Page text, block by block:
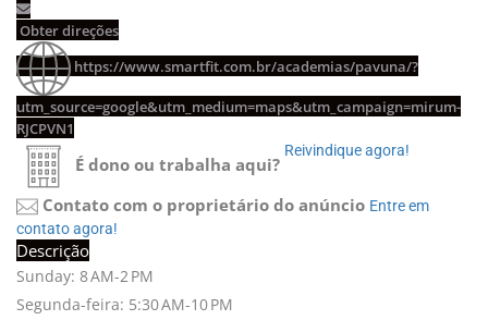
Obter direções
https://www.smartfit.com.br/academias/pavuna/?
utm_source=google&utm_medium=maps&utm_campaign=mirum-
RJCPVN1
É dono ou trabalha aqui?
Reivindique agora!
Contato com o proprietário do anúncio Entre em
contato agora!
Descrição
Sunday: 8 AM-2 PM
Segunda-feira: 5:30 AM-10 PM